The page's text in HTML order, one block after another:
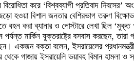
করে ‘বিশ্বব্যাপী প্রতিবাদ
হওয়া বিশাল জনতার বেশিরভাগ তরুণ
বহন করা ব্যানার ও পোস্টারে লেখা ছিল
মার্কিন যুক্তরাষ্ট্রে বসবাস করছেন,
বক্তা বলেন, ইসরায়েলের প্রধানমন্ত্রী
গাজায় ইসরায়েলি ভয়াবহ বিমান হামলা ও